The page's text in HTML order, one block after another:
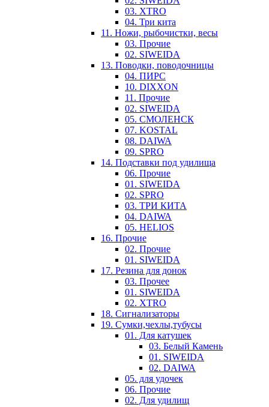
03. XTRO
04. Три кита
11. Ножи, рыбочистки, весы
03. Прочие
02. SIWEIDA
13. Поводки, поводочницы
04. ПИРС
10. DIXXON
11. Прочие
02. SIWEIDA
05. СМОЛЕНСК
07. KOSTAL
08. DAIWA
09. SPRO
14. Подставки под удилища
06. Прочие
01. SIWEIDA
02. SPRO
03. ТРИ КИТА
04. DAIWA
05. HELIOS
16. Прочие
02. Прочие
01. SIWEIDA
17. Резина для донок
03. Прочее
01. SIWEIDA
02. XTRO
18. Сигнализаторы
19. Сумки,чехлы,тубусы
01. Для катушек
03. Белый Камень
01. SIWEIDA
02. DAIWA
05. для удочек
06. Прочие
02. Для удилищ